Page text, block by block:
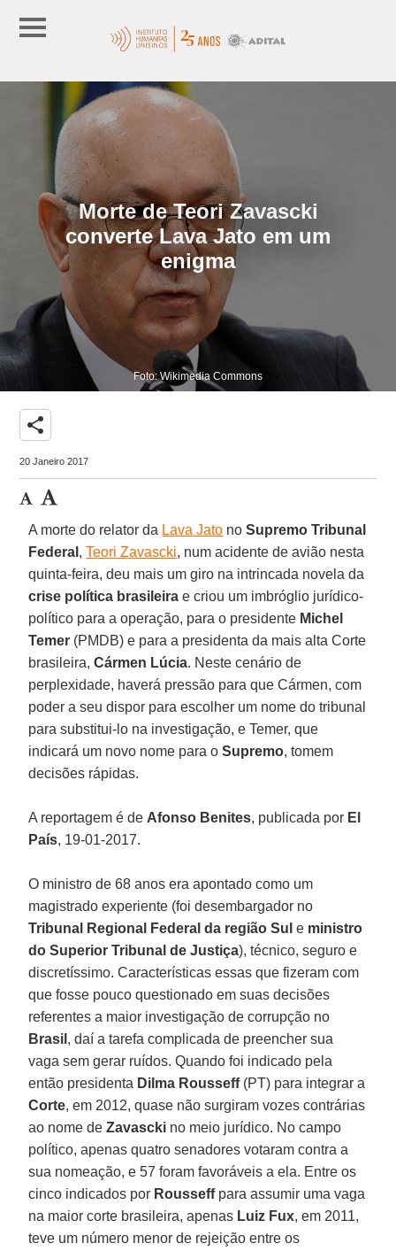
Morte de Teori Zavascki
converte Lava Jato em um
enigma
Foto: Wikimedia Commons
share
20 Janeiro 2017
A morte do relator da Lava Jato noSupremo Tribunal
Federal ,Teori Zavascki, num acidente de avião nesta
quinta-feira, deu mais um giro na intrincada novela da
crise política brasileira e criou um imbróglio jurídico-
político para a operação, para o presidente Michel
Temer (PMDB) e para a presidenta da mais alta Corte
brasileira,Cármen Lúcia. Neste cenário de
perplexidade, haverá pressão para que Cármen, com
poder a seu dispor para escolher um nome do tribunal
para substitui-lo na investigação, e Temer, que
indicará um novo nome para oSupremo, tomem
decisões rápidas.
A reportagem é de Afonso Benites, publicada por El
País, 19-01-2017.
O ministro de 68 anos era apontado como um
magistrado experiente (foi desembargador no
Tribunal Regional Federal da região Sul e ministro
do Superior Tribunal de Justiça), técnico, seguro e
discretíssimo. Características essas que fizeram com
que fosse pouco questionado em suas decisões
referentes a maior investigação de corrupção no
Brasil , daí a tarefa complicada de preencher sua
vaga sem gerar ruídos. Quando foi indicado pela
então presidenta Dilma Rousseff(PT) para integrar a
Corte, em 2012, quase não surgiram vozes contrárias
ao nome deZavascki no meio jurídico. No campo
político, apenas quatro senadores votaram contra a
sua nomeação, e 57 foram favoráveis a ela. Entre os
cinco indicados por Rousseffpara assumir uma vaga
na maior corte brasileira, apenas Luiz Fux, em 2011,
teve um número menor de rejeição entre os